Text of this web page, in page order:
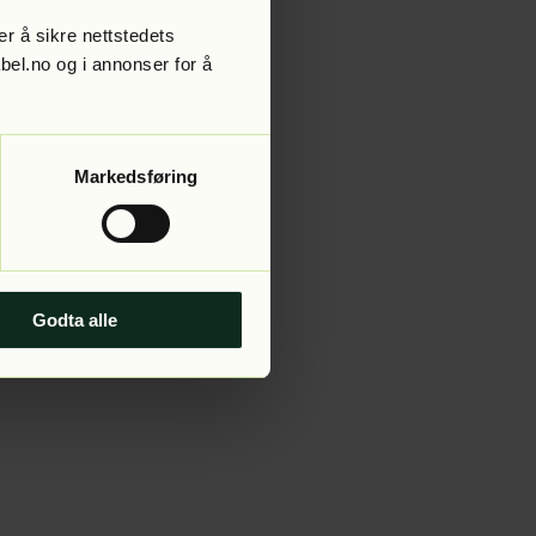
å sikre nettstedets
og i annonser for å
Markedsføring
Godta alle